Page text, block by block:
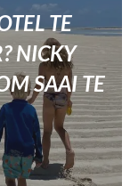
TE
NICKY
SAAI TE